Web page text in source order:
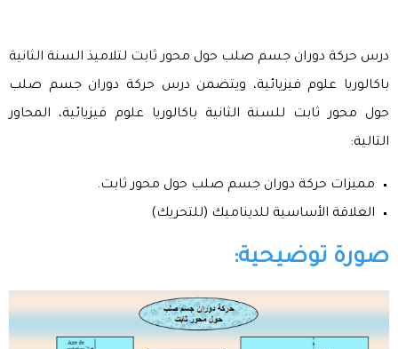
درس حركة دوران جسم صلب حول محور ثابت لتلاميذ السنة الثانية
باكالوريا علوم فيزيائية، ويتضمن درس حركة دوران جسم صلب
حول محور ثابت للسنة الثانية باكالوريا علوم فيزيائية، المحاور
التالية:
مميزات حركة دوران جسم صلب حول محور ثابت.
العلاقة الأساسية للديناميك (للتحريك)
صورة توضيحية: